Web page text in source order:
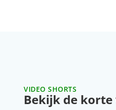
VIDEO SHORTS
Bekijk de korte